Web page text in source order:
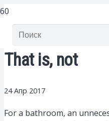
That is, not
24 Апр 2017
For a bathroom, an